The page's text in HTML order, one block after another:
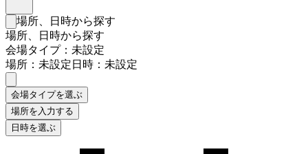
検索フォームを閉じる
場所、日時から探す
場所、日時から探す
会場タイプ：未設定
場所：未設定日時：未設定
会場タイプを選ぶ
場所を入力する
日時を選ぶ